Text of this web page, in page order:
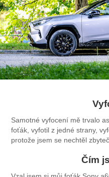
Samotné vyfocení mě trvalo
foťák, vyfotil z jedné strany,
protože jsem se nechtěl
Čím